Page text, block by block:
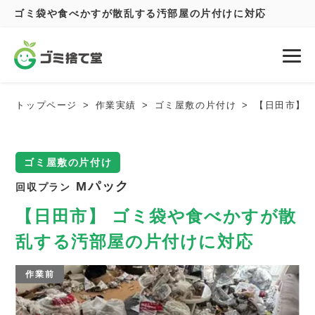
ゴミ袋や食べかすが散乱する汚部屋の片付けに対応
トップページ 作業実績 ゴミ屋敷の片付け 【日田市】
ゴミ屋敷の片付け
回収プラン Mパック
【日田市】 ゴミ袋や食べかすが散
乱する汚部屋の片付けに対応
作業前